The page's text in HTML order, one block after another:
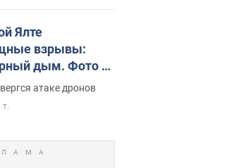
Ялте
взрывы:
дым. Фото и
атаке дронов
т.